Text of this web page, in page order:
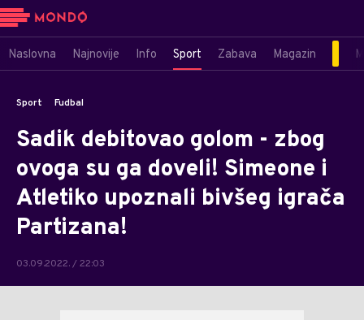
Naslovna Najnovije Info Sport Zabava Magazin
Sport Fudbal
Sadik debitovao golom - zbog
ovoga su ga doveli! Simeone i
Atletiko upoznali bivšeg igrača
Partizana!
03.09.2022. / 22:03